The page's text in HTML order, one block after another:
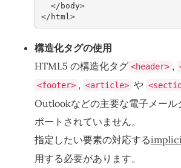
</ body>
</ html >
構造化タグの使用
HTML5 の構造化タグ <header> ,
<footer> , <article> や
Outlookなどの主要な電子メール
ポートされていません。
指定したい要素の対応する
用する必要があります。